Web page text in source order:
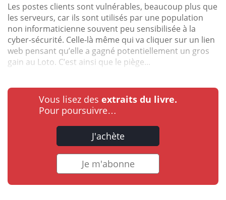
Les postes clients sont vulnérables, beaucoup plus que
les serveurs, car ils sont utilisés par une population
non informaticienne souvent peu sensibilisée à la
cyber-sécurité. Celle-là même qui va cliquer sur un lien
web pensant qu’elle a gagné potentiellement un gros
gain au Loto. C’est ainsi que le piège...
Vous lisez des extraits du livre.
Pour poursuivre…
J'achète
Je m'abonne